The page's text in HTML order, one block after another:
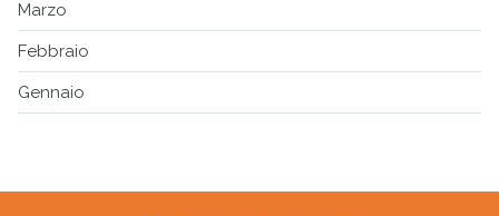
Marzo
Febbraio
Gennaio